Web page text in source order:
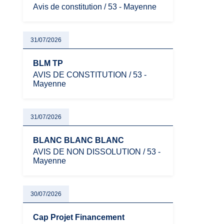
Avis de constitution / 53 - Mayenne
31/07/2026
BLM TP
AVIS DE CONSTITUTION / 53 -
Mayenne
31/07/2026
BLANC BLANC BLANC
AVIS DE NON DISSOLUTION / 53 -
Mayenne
30/07/2026
Cap Projet Financement